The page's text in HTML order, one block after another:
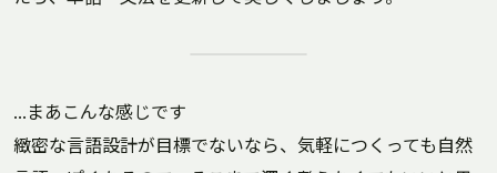
…まあこんな感じです
緻密な言語設計が目標でないなら、気軽につくっても自然